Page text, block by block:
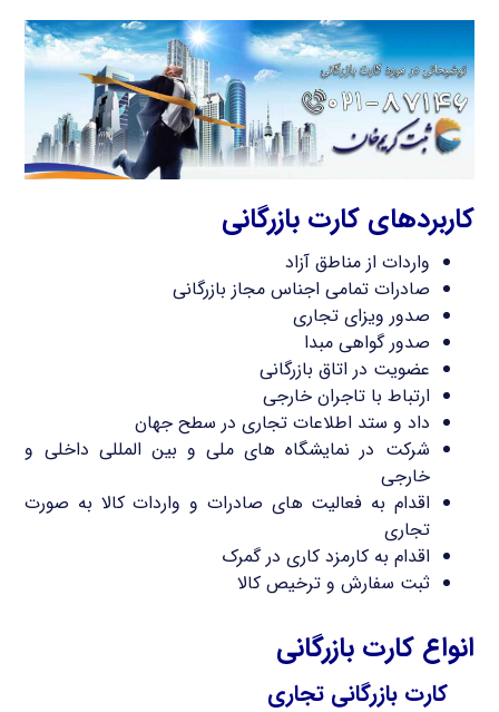
کاربردهای کارت بازرگانی
واردات از مناطق آزاد
صادرات تمامی اجناس مجاز بازرگانی
صدور ویزای تجاری
صدور گواهی مبدا
عضویت در اتاق بازرگانی
ارتباط با تاجران خارجی
داد و ستد اطلاعات تجاری در سطح جهان
شرکت در نمایشگاه های ملی و بین المللی داخلی و
خارجی
اقدام به فعالیت های صادرات و واردات کالا به صورت
تجاری
اقدام به کارمزد کاری در گمرک
ثبت سفارش و ترخیص کالا
انواع کارت بازرگانی
کارت بازرگانی تجاری